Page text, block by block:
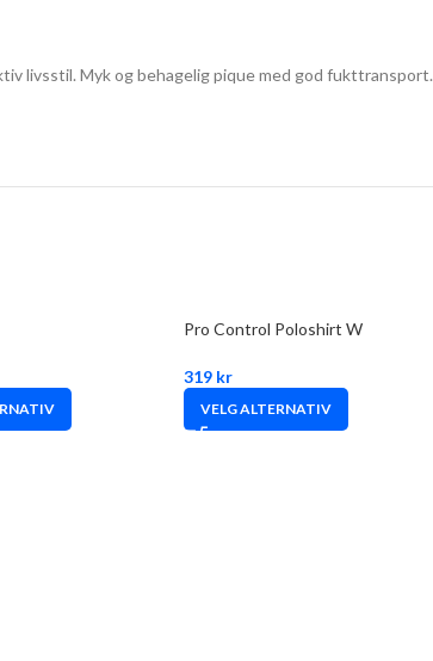
livsstil. Myk og behagelig pique med god fukttransport.
Pro Control Poloshirt W
319 kr
VELG ALTERNATIV